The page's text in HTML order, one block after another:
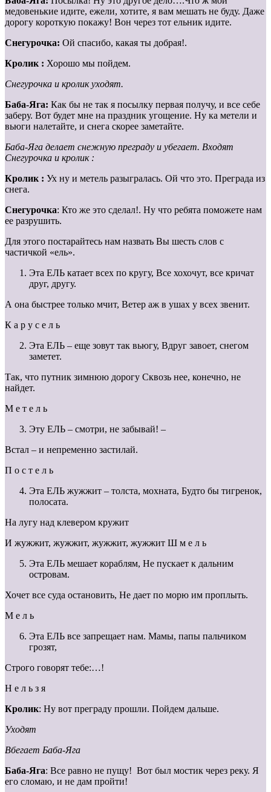
медовенькие идите, ежели, хотите, я вам мешать не буду. Даже
дорогу короткую покажу! Вон через тот ельник идите.
Снегурочка: Ой спасибо, какая ты добрая!.
Кролик : Хорошо мы пойдем.
Снегурочка и кролик уходят.
Баба-Яга: Как бы не так я посылку первая получу, и все себе
заберу. Вот будет мне на праздник угощение. Ну ка метели и
вьюги налетайте, и снега скорее заметайте.
Баба-Яга делает снежную преграду и убегает. Входят
Снегурочка и кролик :
Кролик : Ух ну и метель разыгралась. Ой что это. Преграда из
снега.
Снегурочка: Кто же это сделал!. Ну что ребята поможете нам
ее разрушить.
Для этого постарайтесь нам назвать Вы шесть слов с
частичкой «ель».
Эта ЕЛЬ катает всех по кругу, Все хохочут, все кричат
друг, другу.
А она быстрее только мчит, Ветер аж в ушах у всех звенит.
К а р у с е л ь
Эта ЕЛЬ – еще зовут так вьюгу, Вдруг завоет, снегом
заметет.
Так, что путник зимнюю дорогу Сквозь нее, конечно, не
найдет.
М е т е л ь
Эту ЕЛЬ – смотри, не забывай! –
Встал – и непременно застилай.
П о с т е л ь
Эта ЕЛЬ жужжит – толста, мохната, Будто бы тигренок,
полосата.
На лугу над клевером кружит
И жужжит, жужжит, жужжит, жужжит Ш м е л ь
Эта ЕЛЬ мешает кораблям, Не пускает к дальним
островам.
Хочет все суда остановить, Не дает по морю им проплыть.
М е л ь
Эта ЕЛЬ все запрещает нам. Мамы, папы пальчиком
грозят,
Строго говорят тебе:…!
Н е л ь з я
Кролик: Ну вот преграду прошли. Пойдем дальше.
Уходят
Вбегает Баба-Яга
Баба-Яга: Все равно не пущу! Вот был мостик через реку. Я
его сломаю, и не дам пройти!